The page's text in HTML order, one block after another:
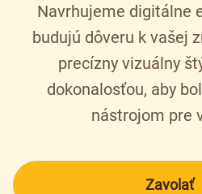
Navrhujeme digitálne
budujú dôveru k vašej
precízny vizuálny
dokonalosťou, aby
nástrojom pre
Zavolať